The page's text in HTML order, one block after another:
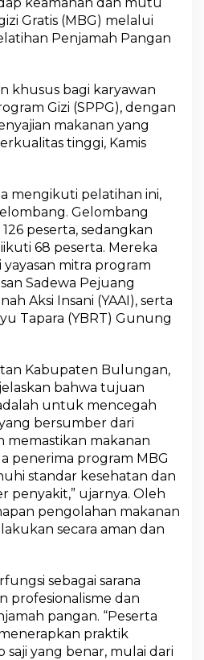
e
a
m
n
P
a
g
u
n
u
k
P
r
o
r
M
a
a
n
B
e
g
i
z
i
t
i
s
Gratis (MBG) melalui
Penjamah Pangan
khusus bagi karyawan
Gizi (SPPG), dengan
makanan yang
tinggi, Kamis
mengikuti pelatihan ini,
Gelombang
peserta, sedangkan
68 peserta. Mereka
yayasan mitra program
Sadewa Pejuang
Aksi Insani (YAAI), serta
Tapara (YBRT) Gunung
Kabupaten Bulungan,
bahwa tujuan
untuk mencegah
bersumber dari
memastikan makanan
penerima program MBG
standar kesehatan dan
penyakit,” ujarnya. Oleh
pengolahan makanan
secara aman dan
sebagai sarana
profesionalisme dan
pangan. “Peserta
praktik
saji yang benar, mulai dari